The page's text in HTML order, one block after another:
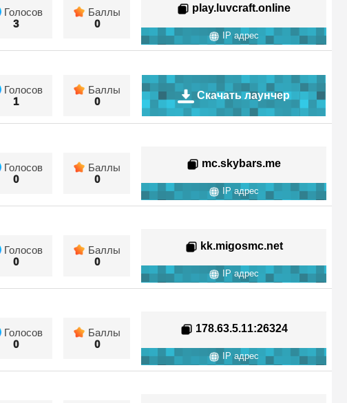
Голосов
3
Баллы
0
play.luvcraft.online
IP адрес
Голосов
1
Баллы
0
Скачать лаунчер
Голосов
0
Баллы
0
mc.skybars.me
IP адрес
Голосов
0
Баллы
0
kk.migosmc.net
IP адрес
Голосов
0
Баллы
0
178.63.5.11:26324
IP адрес